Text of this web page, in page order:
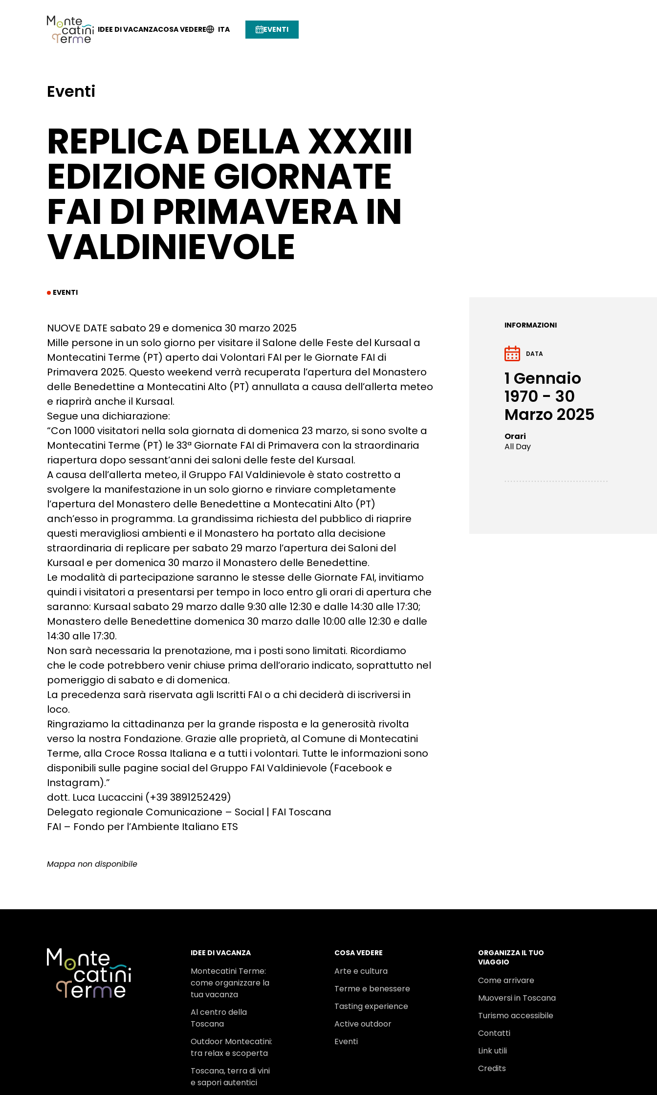
IDEE DI VACANZACOSA VEDERE ITA EVENTI
Eventi
REPLICA DELLA XXXIII
EDIZIONE GIORNATE
FAI DI PRIMAVERA IN
VALDINIEVOLE
EVENTI
NUOVE DATE sabato 29 e domenica 30 marzo 2025
Mille persone in un solo giorno per visitare il Salone delle Feste del Kursaal a
Montecatini Terme (PT) aperto dai Volontari FAI per le Giornate FAI di
Primavera 2025. Questo weekend verrà recuperata l’apertura del Monastero
delle Benedettine a Montecatini Alto (PT) annullata a causa dell’allerta meteo
e riaprirà anche il Kursaal.
Segue una dichiarazione:
“Con 1000 visitatori nella sola giornata di domenica 23 marzo, si sono svolte a
Montecatini Terme (PT) le 33ª Giornate FAI di Primavera con la straordinaria
riapertura dopo sessant’anni dei saloni delle feste del Kursaal.
A causa dell’allerta meteo, il Gruppo FAI Valdinievole è stato costretto a
svolgere la manifestazione in un solo giorno e rinviare completamente
l’apertura del Monastero delle Benedettine a Montecatini Alto (PT)
anch’esso in programma. La grandissima richiesta del pubblico di riaprire
questi meravigliosi ambienti e il Monastero ha portato alla decisione
straordinaria di replicare per sabato 29 marzo l’apertura dei Saloni del
Kursaal e per domenica 30 marzo il Monastero delle Benedettine.
Le modalità di partecipazione saranno le stesse delle Giornate FAI, invitiamo
quindi i visitatori a presentarsi per tempo in loco entro gli orari di apertura che
saranno: Kursaal sabato 29 marzo dalle 9:30 alle 12:30 e dalle 14:30 alle 17:30;
Monastero delle Benedettine domenica 30 marzo dalle 10:00 alle 12:30 e dalle
14:30 alle 17:30.
Non sarà necessaria la prenotazione, ma i posti sono limitati. Ricordiamo
che le code potrebbero venir chiuse prima dell’orario indicato, soprattutto nel
pomeriggio di sabato e di domenica.
La precedenza sarà riservata agli Iscritti FAI o a chi deciderà di iscriversi in
loco.
Ringraziamo la cittadinanza per la grande risposta e la generosità rivolta
verso la nostra Fondazione. Grazie alle proprietà, al Comune di Montecatini
Terme, alla Croce Rossa Italiana e a tutti i volontari. Tutte le informazioni sono
disponibili sulle pagine social del Gruppo FAI Valdinievole (Facebook e
Instagram).”
dott. Luca Lucaccini (+39 3891252429)
Delegato regionale Comunicazione – Social | FAI Toscana
FAI – Fondo per l’Ambiente Italiano ETS
Mappa non disponibile
INFORMAZIONI
DATA
1 Gennaio
1970 - 30
Marzo 2025
Orari
All Day
IDEE DI VACANZA
Montecatini Terme:
come organizzare la
tua vacanza
Al centro della
Toscana
Outdoor Montecatini:
tra relax e scoperta
Toscana, terra di vini
e sapori autentici
COSA VEDERE
Arte e cultura
Terme e benessere
Tasting experience
Active outdoor
Eventi
ORGANIZZA IL TUO
VIAGGIO
Come arrivare
Muoversi in Toscana
Turismo accessibile
Contatti
Link utili
Credits